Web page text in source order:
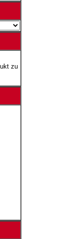
zu